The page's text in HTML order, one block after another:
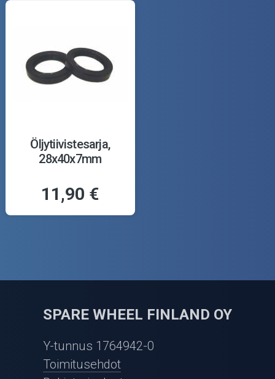
Öljytiivistesarja,
28x40x7mm
11,90 €
SPARE WHEEL FINLAND OY
Y-tunnus 1764942-0
Toimitusehdot